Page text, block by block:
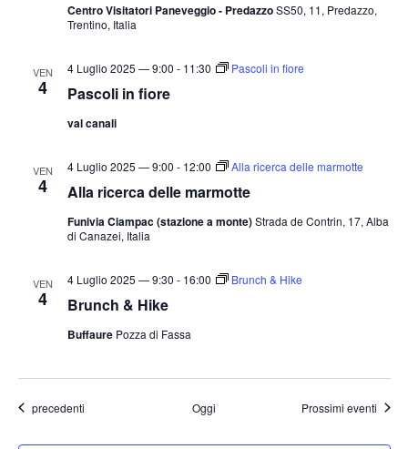
Centro Visitatori Paneveggio - PredazzoSS50, 11, Predazzo,
Trentino, Italia
VEN
4 Pascoli in fiore
4 Luglio 2025 — 9:00 - 11:30 Pascoli in fiore
val canali
VEN
4 Alla ricerca delle marmotte
4 Luglio 2025 — 9:00 - 12:00 Alla ricerca delle marmotte
Funivia Ciampac (stazione a monte)Strada de Contrin, 17, Alba
di Canazei, Italia
VEN
4 Brunch & Hike
4 Luglio 2025 — 9:30 - 16:00 Brunch & Hike
Buffaure Pozza di Fassa
Eventi
precedenti Oggi Prossimi eventi